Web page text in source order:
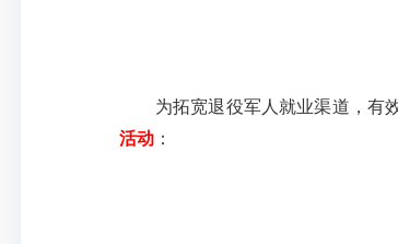
为拓宽退役军人就业渠道，有效
活动 ：